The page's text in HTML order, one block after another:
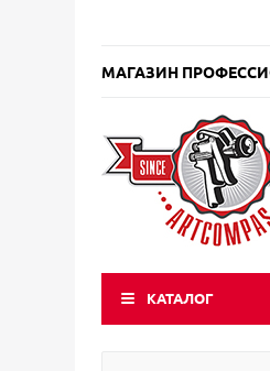
МАГАЗИН
КАТАЛОГ